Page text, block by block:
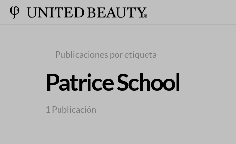
Publicaciones por etiqueta
Patrice School
1 Publicación